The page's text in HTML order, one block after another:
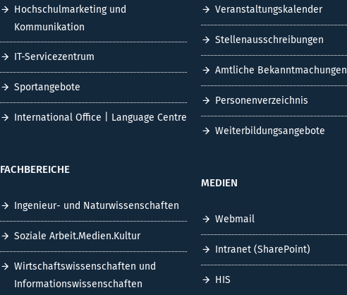
Hochschulmarketing und
Kommunikation
IT-Servicezentrum
Sportangebote
International Office | Language Centre
FACHBEREICHE
Ingenieur- und Naturwissenschaften
Soziale Arbeit.Medien.Kultur
Wirtschaftswissenschaften und
Informationswissenschaften
Veranstaltungskalender
Stellenausschreibungen
Amtliche Bekanntmachungen
Personenverzeichnis
Weiterbildungsangebote
MEDIEN
Webmail
Intranet (SharePoint)
HIS